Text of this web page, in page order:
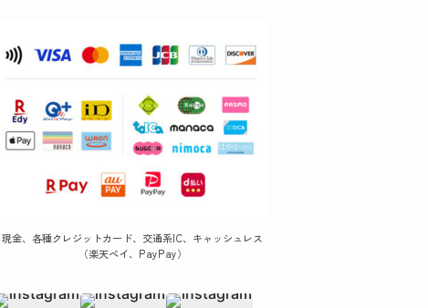
現金、各種クレジットカード、交通系IC、キャッシュレス
（楽天ペイ、PayPay）